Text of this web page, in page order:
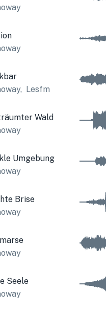
, Lesfm
Wald
Umgebung
Brise
Seele